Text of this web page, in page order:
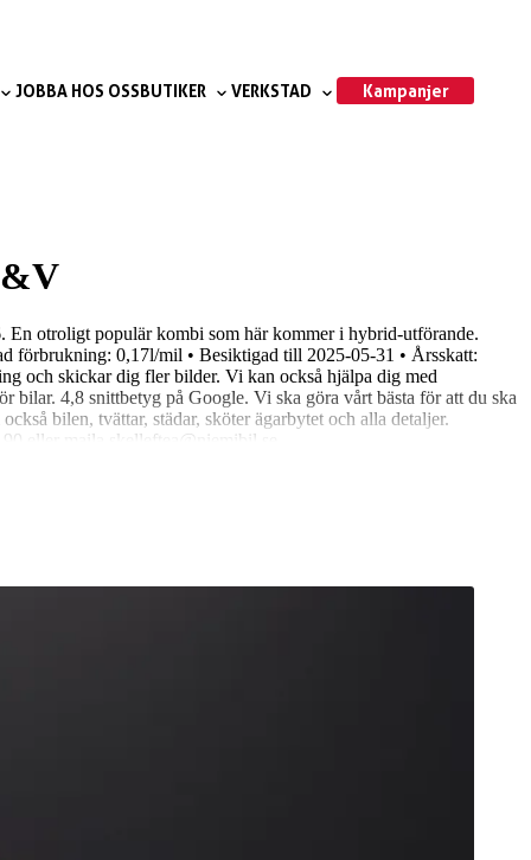
JOBBA HOS OSSBUTIKER VERKSTAD Kampanjer
otroligt populär kombi som här kommer i hybrid-utförande.
förbrukning: 0,17l/mil • Besiktigad till 2025-05-31 • Årsskatt:
och skickar dig fler bilder. Vi kan också hjälpa dig med
bilar. 4,8 snittbetyg på Google. Vi ska göra vårt bästa för att du ska
bilen, tvättar, städar, sköter ägarbytet och alla detaljer.
eller maila skelleftea@niemibil.se